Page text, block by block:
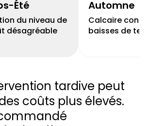
Été
du niveau de
désagréable
Automne
Calcaire
baisses de
tardive peut
coûts plus élevés.